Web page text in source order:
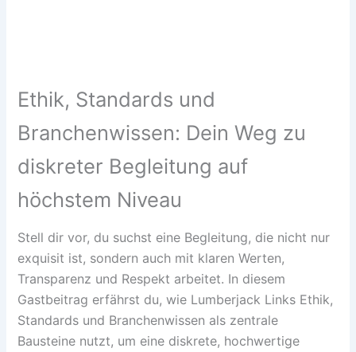
Ethik, Standards und
Branchenwissen: Dein Weg zu
diskreter Begleitung auf
höchstem Niveau
Stell dir vor, du suchst eine Begleitung, die nicht nur
exquisit ist, sondern auch mit klaren Werten,
Transparenz und Respekt arbeitet. In diesem
Gastbeitrag erfährst du, wie Lumberjack Links Ethik,
Standards und Branchenwissen als zentrale
Bausteine nutzt, um eine diskrete, hochwertige